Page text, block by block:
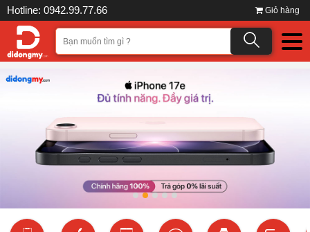
Hotline: 0942.99.77.66 Giỏ hàng